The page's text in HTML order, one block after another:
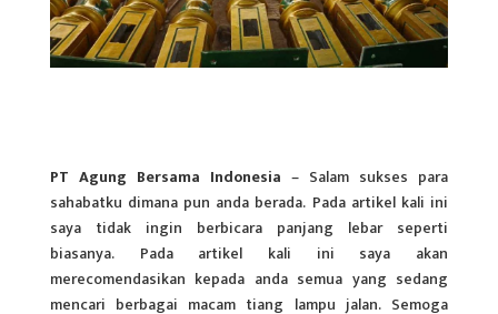
PT Agung Bersama Indonesia– Salam sukses para
sahabatku dimana pun anda berada. Pada artikel kali ini
saya tidak ingin berbicara panjang lebar seperti
biasanya. Pada artikel kali ini saya akan
merecomendasikan kepada anda semua yang sedang
mencari berbagai macam tiang lampu jalan. Semoga